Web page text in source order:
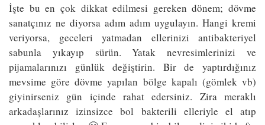
İşte bu en çok dikkat edilmesi gereken dönem; dövme
sanatçınız ne diyorsa adım adım uygulayın. Hangi kremi
veriyorsa, geceleri yatmadan ellerinizi antibakteriyel
sabunla yıkayıp sürün. Yatak nevresimlerinizi ve
pijamalarınızı günlük değiştirin. Bir de yaptırdığınız
mevsime göre dövme yapılan bölge kapalı (gömlek vb)
giyinirseniz gün içinde rahat edersiniz. Zira meraklı
arkadaşlarınız izinsizce bol bakterili elleriyle el atıp